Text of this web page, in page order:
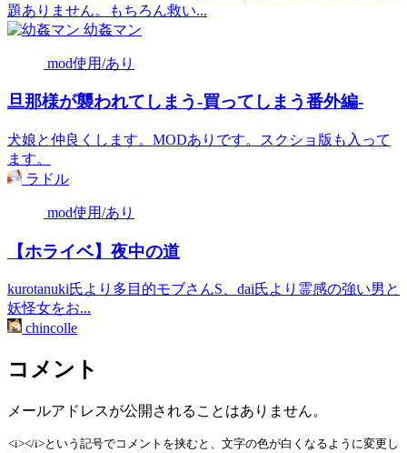
題ありません。もちろん救い...
幼姦マン
mod使用/あり
旦那様が襲われてしまう‐買ってしまう番外編‐
犬娘と仲良くします。MODありです。スクショ版も入って
ます。
ラドル
mod使用/あり
【ホライベ】夜中の道
kurotanuki氏より多目的モブさんS、dai氏より霊感の強い男と
妖怪女をお...
chincolle
コメント
メールアドレスが公開されることはありません。
<i></i>という記号でコメントを挟むと、文字の色が白くなるように変更し